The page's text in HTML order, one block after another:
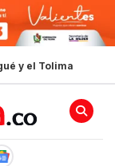
y el Tolima